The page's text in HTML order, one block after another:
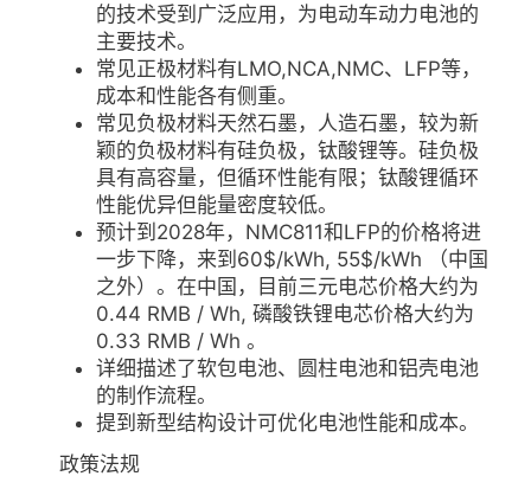
的技术受到广泛应用，为电动车动力电池的
主要技术。
常见正极材料有LMO,NCA,NMC、LFP等，
成本和性能各有侧重。
常见负极材料天然石墨，人造石墨，较为新
颖的负极材料有硅负极，钛酸锂等。硅负极
具有高容量，但循环性能有限；钛酸锂循环
性能优异但能量密度较低。
预计到2028年，NMC811和LFP的价格将进
一步下降，来到60$/kWh, 55$/kWh （中国
之外）。在中国，目前三元电芯价格大约为
0.44 RMB / Wh, 磷酸铁锂电芯价格大约为
0.33 RMB / Wh 。
详细描述了软包电池、圆柱电池和铝壳电池
的制作流程。
提到新型结构设计可优化电池性能和成本。
政策法规